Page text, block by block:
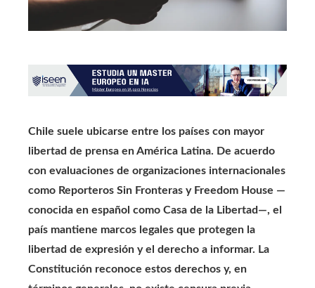
Chile suele ubicarse entre los países con mayor
libertad de prensa en América Latina. De acuerdo
con evaluaciones de organizaciones internacionales
como Reporteros Sin Fronteras y Freedom House —
conocida en español como Casa de la Libertad—, el
país mantiene marcos legales que protegen la
libertad de expresión y el derecho a informar. La
Constitución reconoce estos derechos y, en